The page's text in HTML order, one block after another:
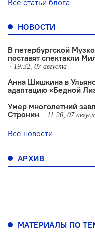
Все статьи блога
НОВОСТИ
В петербургской
поставят спектакли
19:32, 07 августа
Анна Шишкина в
адаптацию «Бедной
Умер многолетний
Стронин
11:20, 07
Все новости
АРХИВ
МАТЕРИАЛЫ ПО